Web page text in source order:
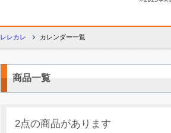
レレカレ カレンダー一覧
商品一覧
2点の商品があります